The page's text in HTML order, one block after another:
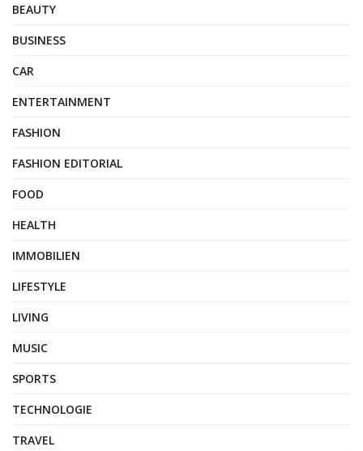
BEAUTY
BUSINESS
CAR
ENTERTAINMENT
FASHION
FASHION EDITORIAL
FOOD
HEALTH
IMMOBILIEN
LIFESTYLE
LIVING
MUSIC
SPORTS
TECHNOLOGIE
TRAVEL